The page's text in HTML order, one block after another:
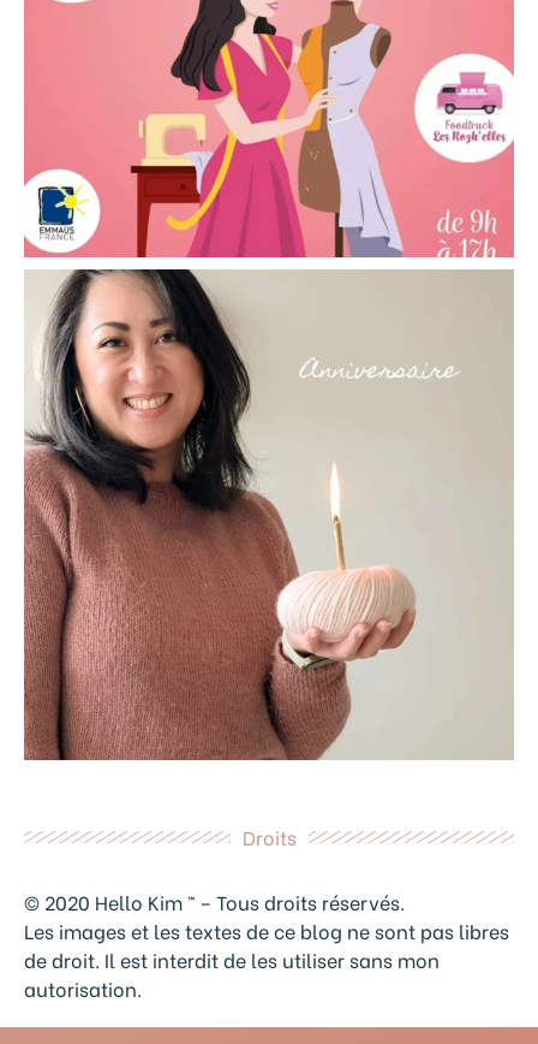
Droits
© 2020 Hello Kim ™ – Tous droits réservés.
Les images et les textes de ce blog ne sont pas libres
de droit. Il est interdit de les utiliser sans mon
autorisation.